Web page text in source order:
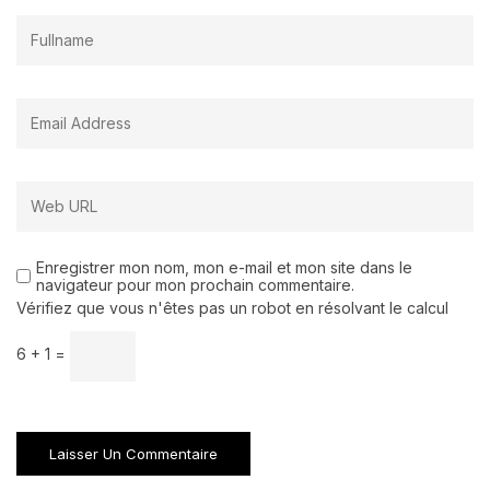
Enregistrer mon nom, mon e-mail et mon site dans le
navigateur pour mon prochain commentaire.
Vérifiez que vous n'êtes pas un robot en résolvant le calcul
6 + 1 =